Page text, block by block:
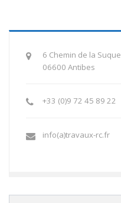
6 Chemin de la
06600 Antibes
+33 (0)9 72 45 89 22
info(a)travaux-rc.fr